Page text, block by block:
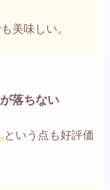
美味しい。
落ちない
という点も好評価